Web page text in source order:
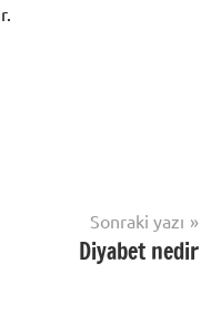
Sonraki yazı
Diyabet nedir